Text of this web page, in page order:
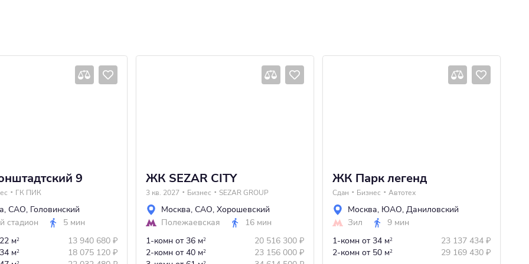
9
ГК ПИК
, САО, Головинский
стадион
5 мин
м2 13 940 680 ₽
м2 18 075 120 ₽
ЖК SEZAR CITY
3 кв. 2027 Бизнес SEZAR GROUP
Москва, САО, Хорошевский
Полежаевская
16 мин
1-комн от 36 м2 20 516 300 ₽
2-комн от 40 м2 23 156 000 ₽
ЖК Парк легенд
Сдан Бизнес Автотех
Москва, ЮАО, Даниловский
Зил
9 мин
1-комн от 34 м2 23 137 434 ₽
2-комн от 50 м2 29 169 430 ₽